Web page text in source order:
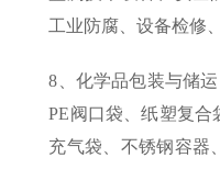
工业防腐、设备检修
8、化学品包装与储
PE阀口袋、纸塑复
充气袋、不锈钢容器